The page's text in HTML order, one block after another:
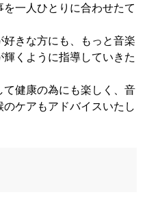
一人ひとりに合わせたて
きな方にも、もっと音楽
くように指導していきた
健康の為にも楽しく、音
ケアもアドバイスいたし